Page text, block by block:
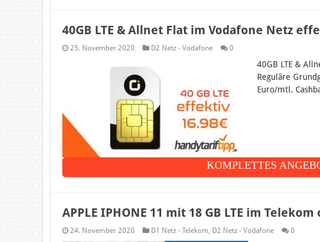
40GB LTE & Allnet Flat im Vodafone Netz
25. November 2020 D2 Netz - Vodafone 0
40GB LTE &
Reguläre
Euro/mtl.
KOMPLETTES
APPLE IPHONE 11 mit 18 GB LTE im
24. November 2020 D1 Netz - Telekom, D2 Netz - Vodafone 0